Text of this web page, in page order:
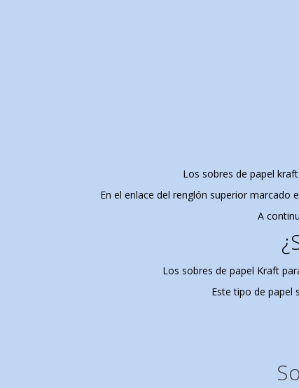
Los sobres de papel
En el enlace del renglón superior
A
Los sobres de papel Kraft
Este tipo de papel